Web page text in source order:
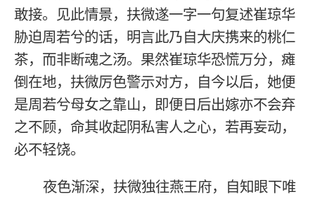
敢接。见此情景，扶微遂一字一句复述崔琼华
胁迫周若兮的话，明言此乃自大庆携来的桃仁
茶，而非断魂之汤。果然崔琼华恐慌万分，瘫
倒在地，扶微厉色警示对方，自今以后，她便
是周若兮母女之靠山，即便日后出嫁亦不会弃
之不顾，命其收起阴私害人之心，若再妄动，
必不轻饶。
夜色渐深，扶微独往燕王府，自知眼下唯